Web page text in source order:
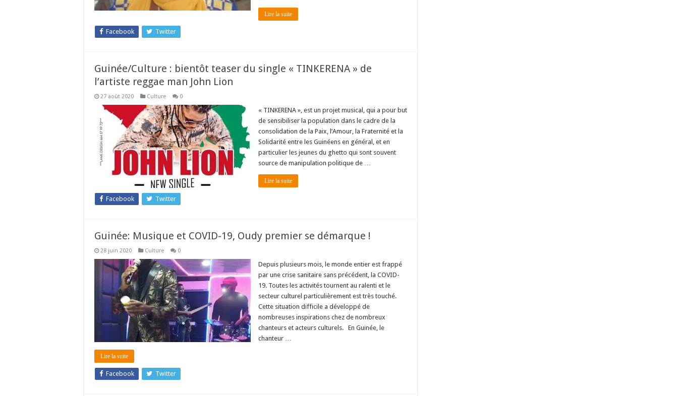
Lire la suite
Facebook Twitter
Guinée/Culture : bientôt teaser du single « TINKERENA » de
l’artiste reggae man John Lion
27 août 2020 Culture 0
« TINKERENA », est un projet musical, qui a pour but
de sensibiliser la population dans le cadre de la
consolidation de la Paix, l’Amour, la Fraternité et la
Solidarité entre les Guinéens en général, et en
particulier les jeunes du ghetto qui sont souvent
source de manipulation politique de …
Lire la suite
Facebook Twitter
Guinée: Musique et COVID-19, Oudy premier se démarque !
28 juin 2020 Culture 0
Depuis plusieurs mois, le monde entier est frappé
par une crise sanitaire sans précédent, la COVID-
19. Toutes les activités tournent au ralenti et le
secteur culturel particulièrement est très touché.
Cette situation difficile a développé de
nombreuses inspirations chez de nombreux
chanteurs et acteurs culturels. En Guinée, le
chanteur …
Lire la suite
Facebook Twitter